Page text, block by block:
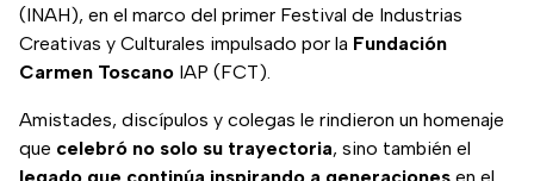
(INAH), en el marco del primer Festival de Industrias
Creativas y Culturales impulsado por la Fundación
Carmen Toscano IAP (FCT).
Amistades, discípulos y colegas le rindieron un homenaje
que celebró no solo su trayectoria, sino también el